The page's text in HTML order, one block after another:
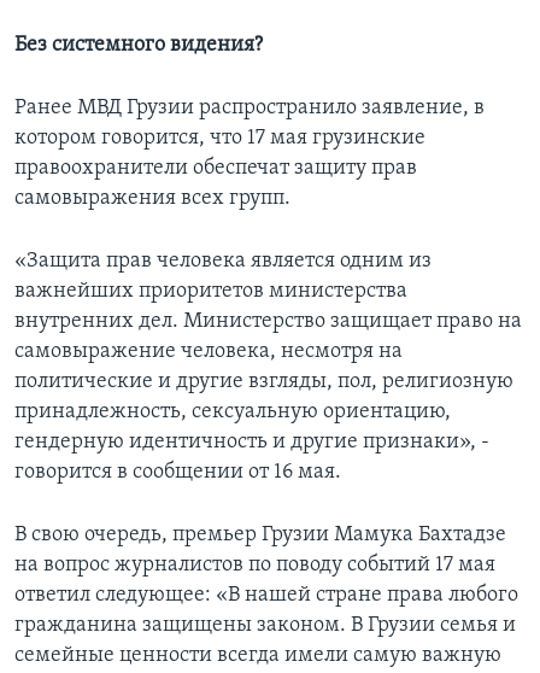
Без системного видения?
Ранее МВД Грузии распространило заявление, в
котором говорится, что 17 мая грузинские
правоохранители обеспечат защиту прав
самовыражения всех групп.
«Защита прав человека является одним из
важнейших приоритетов министерства
внутренних дел. Министерство защищает право на
самовыражение человека, несмотря на
политические и другие взгляды, пол, религиозную
принадлежность, сексуальную ориентацию,
гендерную идентичность и другие признаки», -
говорится в сообщении от 16 мая.
В свою очередь, премьер Грузии Мамука Бахтадзе
на вопрос журналистов по поводу событий 17 мая
ответил следующее: «В нашей стране права любого
гражданина защищены законом. В Грузии семья и
семейные ценности всегда имели самую важную